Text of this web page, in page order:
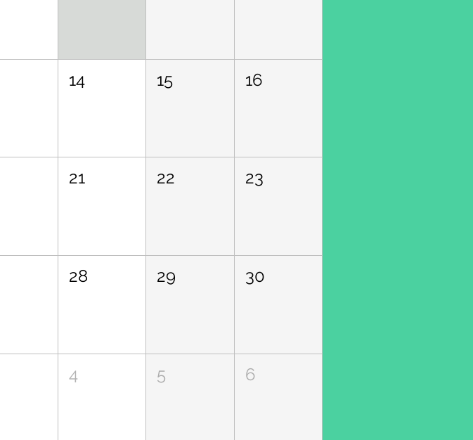
14 15 16
21 22 23
28 29 30
4 5 6